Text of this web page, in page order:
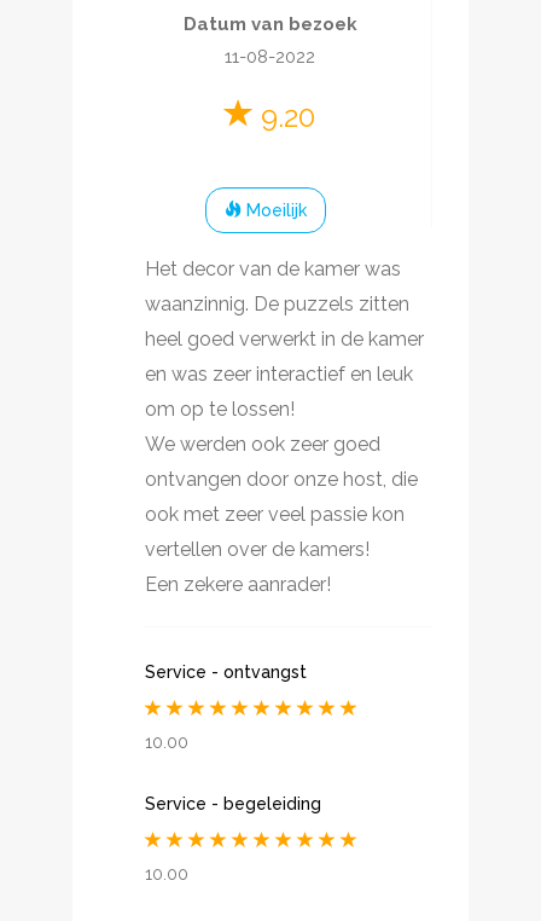
Datum van bezoek
11-08-2022
9.20
Moeilijk
Het decor van de kamer was
waanzinnig. De puzzels zitten
heel goed verwerkt in de kamer
en was zeer interactief en leuk
om op te lossen!
We werden ook zeer goed
ontvangen door onze host, die
ook met zeer veel passie kon
vertellen over de kamers!
Een zekere aanrader!
Service - ontvangst
10.00
Service - begeleiding
10.00